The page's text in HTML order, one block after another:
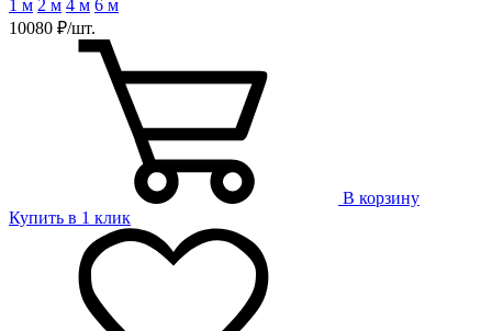
1 м 2 м 4 м 6 м
10080 ₽/шт.
В корзину
Купить в 1 клик